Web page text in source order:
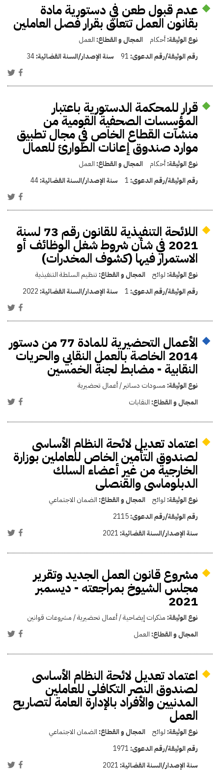
عدم قبول طعن في دستورية مادة
بقانون العمل تتعلق بقرار فصل العاملين
نوع الوثيقة:أحكام المجال و القطاع: العمل
رقم الوثيقة/رقم الدعوى: 91 سنة الإصدار/السنة القضائية:34
قرار للمحكمة الدستورية باعتبار
المؤسسات الصحفية القومية من
منشآت القطاع الخاص في مجال تطبيق
موارد صندوق إعانات الطوارئ للعمال
نوع الوثيقة:أحكام المجال و القطاع: العمل
رقم الوثيقة/رقم الدعوى: 1 سنة الإصدار/السنة القضائية:44
اللائحة التنفيذية للقانون رقم 73 لسنة
2021 في شأن شروط شغل الوظائف أو
الاستمرار فيها (كشوف المخدرات)
نوع الوثيقة: لوائح المجال و القطاع: تنظيم السلطة التنفيذية
رقم الوثيقة/رقم الدعوى: 1 سنة الإصدار/السنة القضائية: 2022
الأعمال التحضيرية للمادة 77 من دستور
2014 الخاصة بالعمل النقابي والحريات
النقابية - مضابط لجنة الخمسين
نوع الوثيقة: مسودات دساتير / أعمال تحضيرية
المجال و القطاع: النقابات
اعتماد تعديل لائحة النظام الأساسى
لصندوق التأمين الخاص للعاملين بوزارة
الخارجية من غير أعضاء السلك
الدبلوماسى والقنصلى
نوع الوثيقة: لوائح المجال و القطاع: الضمان الاجتماعي
رقم الوثيقة/رقم الدعوى:2115
سنة الإصدار/السنة القضائية: 2021
مشروع قانون العمل الجديد وتقرير
مجلس الشيوخ بمراجعته - ديسمبر
2021
نوع الوثيقة: مذكرات إيضاحية / أعمال تحضيرية / مشروعات قوانين
المجال و القطاع: العمل
اعتماد تعديل لائحة النظام الأساسى
لصندوق النصر التكافلى للعاملين
المدنيين والأفراد بالإدارة العامة لتصاريح
العمل
نوع الوثيقة: لوائح المجال و القطاع: الضمان الاجتماعي
رقم الوثيقة/رقم الدعوى: 1971
سنة الإصدار/السنة القضائية: 2021